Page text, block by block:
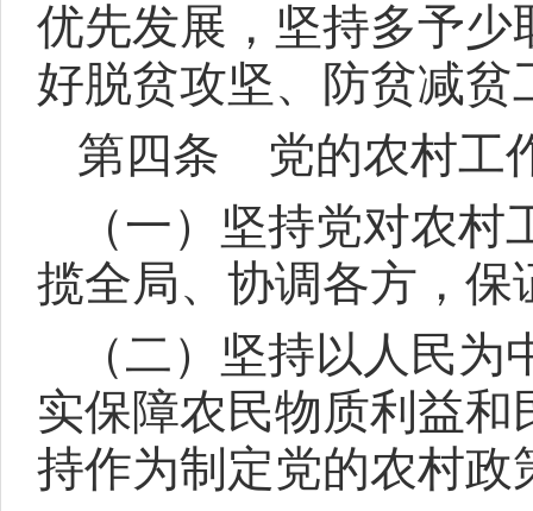
优先发展，坚持多予
好脱贫攻坚、防贫减
第四条 党的农村工
（一）坚持党对农
揽全局、协调各方，
（二）坚持以人民
实保障农民物质利益
持作为制定党的农村政